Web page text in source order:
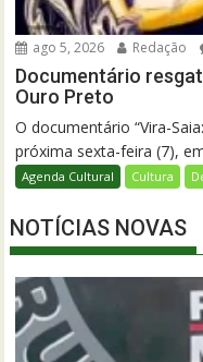
ago 5, 2026 Redação
Documentário
Ouro Preto
O documentário “Vira-
próxima sexta-feira (7),
Agenda Cultural Cultura
NOTÍCIAS NOVAS